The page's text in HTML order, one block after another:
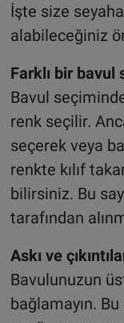
İşte size
alabileceğiniz
Farklı bir bavul
Bavul
renk seçilir.
seçerek veya
renkte kılıf
bilirsiniz. Bu
tarafından
Askı ve
Bavulunuzun
bağlamayın.